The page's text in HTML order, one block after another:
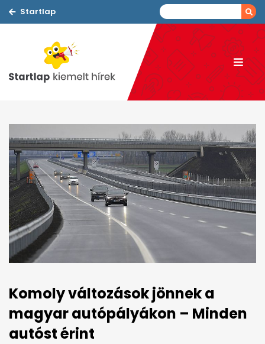
Startlap
Komoly változások jönnek a
magyar autópályákon – Minden
autóst érint